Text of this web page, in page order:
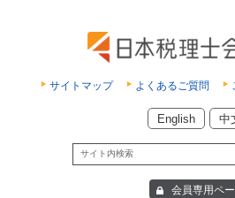
サイトマップ よくあるご質問
English 中
会員専用ペ